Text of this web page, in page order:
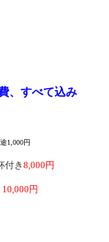
、すべて込み
1,000円
付き 8,000円
10,000円